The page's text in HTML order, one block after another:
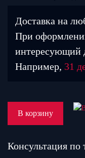
Доставка на
При
интересующий
Например, 31
В корзину
Консультация по